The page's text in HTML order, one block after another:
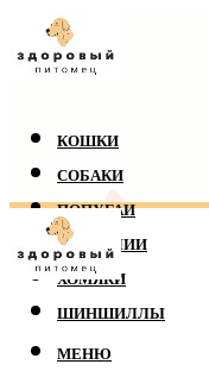
КОШКИ
СОБАКИ
ПОПУГАИ
РЕПТИЛИИ
ХОМЯКИ
ШИНШИЛЛЫ
МЕНЮ